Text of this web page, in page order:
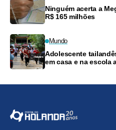
Ninguém acerta a
R$ 165 milhões
Mundo
Adolescente
em casa e na escola